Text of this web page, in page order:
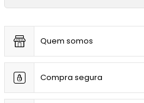
Quem somos
Compra segura